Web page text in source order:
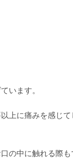
います。
上に痛みを感じて
の中に触れる際も